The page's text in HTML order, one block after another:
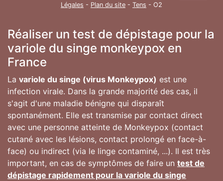
Légales - Plan du site - Tens - O2
Réaliser un test de dépistage pour la
variole du singe monkeypox en
France
La variole du singe (virus Monkeypox) est une
infection virale. Dans la grande majorité des cas, il
s'agit d'une maladie bénigne qui disparaît
spontanément. Elle est transmise par contact direct
avec une personne atteinte de Monkeypox (contact
cutané avec les lésions, contact prolongé en face-à-
face) ou indirect (via le linge contaminé, ...). Il est très
important, en cas de symptômes de faire un test de
dépistage rapidement pour la variole du singe